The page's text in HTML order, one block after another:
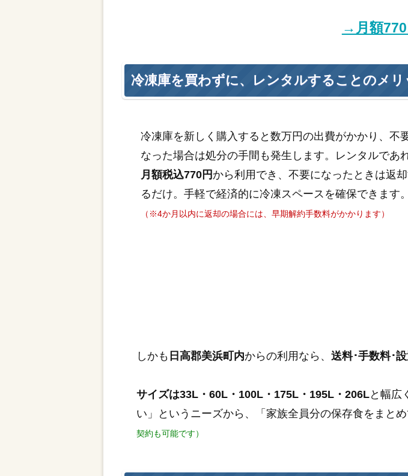
→月額
冷凍庫を買わずに、レンタルすることのメリ
冷凍庫を新しく購入すると数万円の出費がかかり、不
なった場合は処分の手間も発生します。レンタルであ
月額税込770円から利用でき、不要になったときは返
るだけ。手軽で経済的に冷凍スペースを確保できます。
（※4か月以内に返却の場合には、早期解約手数料がかかります）
しかも 日高郡美浜町内からの利用なら、送料･手数料･
サイズは33L・60L・100L・175L・195L・206Lと幅広
い」というニーズから、「家族全員分の保存食をまと
契約も可能です）